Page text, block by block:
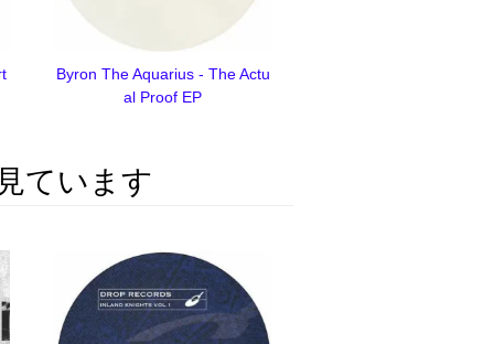
Byron The Aquarius - The Actu
al Proof EP
ています